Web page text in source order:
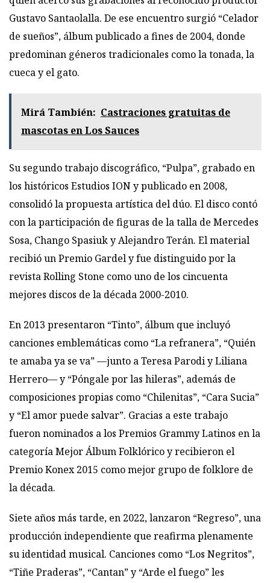
Gustavo Santaolalla. De ese encuentro surgió “Celador
de sueños”, álbum publicado a fines de 2004, donde
predominan géneros tradicionales como la tonada, la
cueca y el gato.
Mirá También: Castraciones gratuitas de
mascotas en Los Sauces
Su segundo trabajo discográfico, “Pulpa”, grabado en
los históricos Estudios ION y publicado en 2008,
consolidó la propuesta artística del dúo. El disco contó
con la participación de figuras de la talla de Mercedes
Sosa, Chango Spasiuk y Alejandro Terán. El material
recibió un Premio Gardel y fue distinguido por la
revista Rolling Stone como uno de los cincuenta
mejores discos de la década 2000-2010.
En 2013 presentaron “Tinto”, álbum que incluyó
canciones emblemáticas como “La refranera”, “Quién
te amaba ya se va” —junto a Teresa Parodi y Liliana
Herrero— y “Póngale por las hileras”, además de
composiciones propias como “Chilenitas”, “Cara Sucia”
y “El amor puede salvar”. Gracias a este trabajo
fueron nominados a los Premios Grammy Latinos en la
categoría Mejor Álbum Folklórico y recibieron el
Premio Konex 2015 como mejor grupo de folklore de
la década.
Siete años más tarde, en 2022, lanzaron “Regreso”, una
producción independiente que reafirma plenamente
su identidad musical. Canciones como “Los Negritos”,
“Tiñe Praderas”, “Cantan” y “Arde el fuego” les